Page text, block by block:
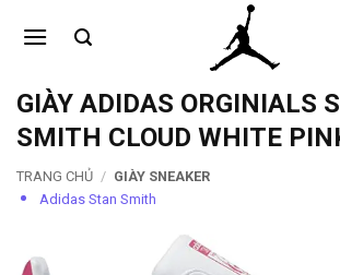
qua
dungGIÀY ADIDAS ORGINIALS
SMITH CLOUD WHITE
TRANG CHỦ / GIÀY SNEAKER
Adidas Stan Smith